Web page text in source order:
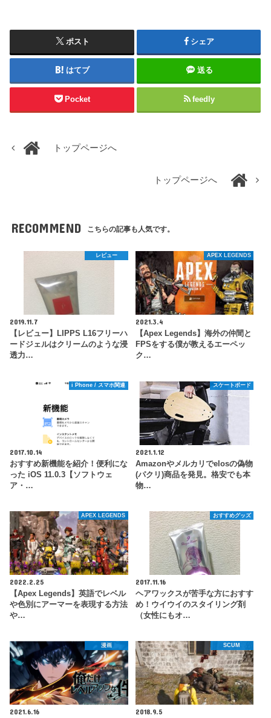
ポスト シェア
はてブ 送る
Pocket feedly
トップページへ
トップページへ
RECOMMEND こちらの記事も人気です。
レビュー
2019.11.7
【レビュー】LIPPS L16フリーハ
ードジェルはクリームのような浸
透力…
APEX LEGENDS
2021.3.4
【Apex Legends】海外の仲間と
FPSをする僕が教えるエーペッ
ク…
i Phone / スマホ関連
2017.10.14
おすすめ新機能を紹介！便利にな
った iOS 11.0.3【ソフトウェ
ア・…
スケートボード
2021.1.12
Amazonやメルカリでelosの偽物
(パクリ)商品を発見。格安でも本
物…
APEX LEGENDS
2022.2.25
【Apex Legends】英語でレベル
や色別にアーマーを表現する方法
や…
おすすめグッズ
2017.11.16
ヘアワックスが苦手な方におすす
め！ウイウイのスタイリング剤
（女性にもオ…
漫画
2021.6.16
SCUM
2018.9.5